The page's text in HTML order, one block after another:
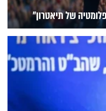
של תיאטרון"